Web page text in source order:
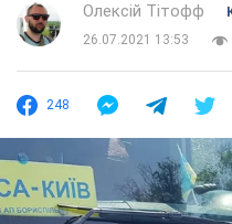
Олексій Тітофф
26.07.2021 13:53
248